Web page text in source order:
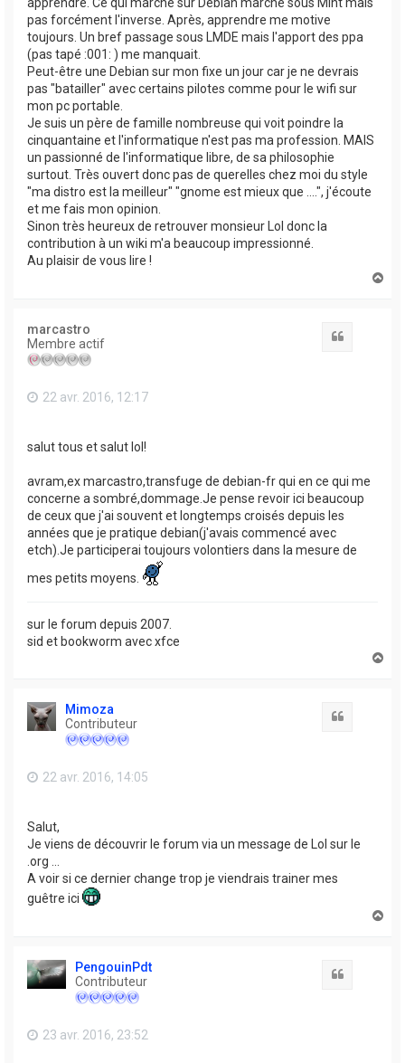
pas forcément l'inverse. Après, apprendre me motive
toujours. Un bref passage sous LMDE mais l'apport des ppa
(pas tapé :001: ) me manquait.
Peut-être une Debian sur mon fixe un jour car je ne devrais
pas "batailler" avec certains pilotes comme pour le wifi sur
mon pc portable.
Je suis un père de famille nombreuse qui voit poindre la
cinquantaine et l'informatique n'est pas ma profession. MAIS
un passionné de l'informatique libre, de sa philosophie
surtout. Très ouvert donc pas de querelles chez moi du style
"ma distro est la meilleur" "gnome est mieux que ....", j'écoute
et me fais mon opinion.
Sinon très heureux de retrouver monsieur Lol donc la
contribution à un wiki m'a beaucoup impressionné.
Au plaisir de vous lire !
marcastro
Membre actif
22 avr. 2016, 12:17
salut tous et salut lol!
avram,ex marcastro,transfuge de debian-fr qui en ce qui me
concerne a sombré,dommage.Je pense revoir ici beaucoup
de ceux que j'ai souvent et longtemps croisés depuis les
années que je pratique debian(j'avais commencé avec
etch).Je participerai toujours volontiers dans la mesure de
mes petits moyens.
sur le forum depuis 2007.
sid et bookworm avec xfce
Mimoza
Contributeur
22 avr. 2016, 14:05
Salut,
Je viens de découvrir le forum via un message de Lol sur le
.org …
A voir si ce dernier change trop je viendrais trainer mes
guêtre ici
PengouinPdt
Contributeur
23 avr. 2016, 23:52